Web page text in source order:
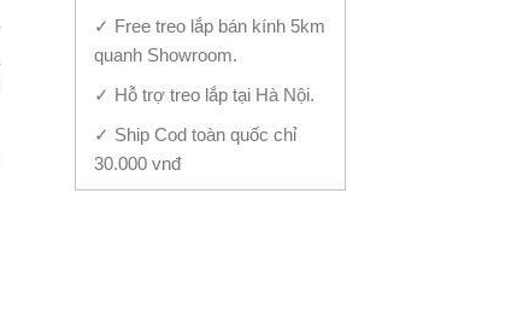
✓ Free treo lắp bán kính 5km
quanh Showroom.
✓ Hỗ trợ treo lắp tại Hà Nội.
✓ Ship Cod toàn quốc chỉ
30.000 vnđ